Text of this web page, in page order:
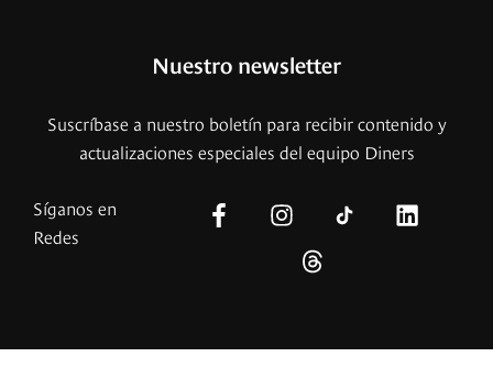
Nuestro newsletter
Suscríbase a nuestro boletín para recibir contenido y
actualizaciones especiales del equipo Diners
Síganos en
Redes